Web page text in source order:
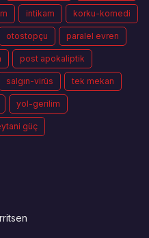
intikam korku-komedi
otostopçu paralel evren
post apokaliptik
salgın-virüs tek mekan
yol-gerilim
güç